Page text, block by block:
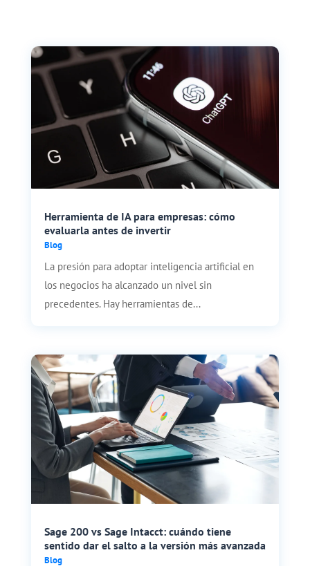
Herramienta de IA para empresas: cómo
evaluarla antes de invertir
Blog
La presión para adoptar inteligencia artificial en
los negocios ha alcanzado un nivel sin
precedentes. Hay herramientas de...
Sage 200 vs Sage Intacct: cuándo tiene
sentido dar el salto a la versión más avanzada
Blog